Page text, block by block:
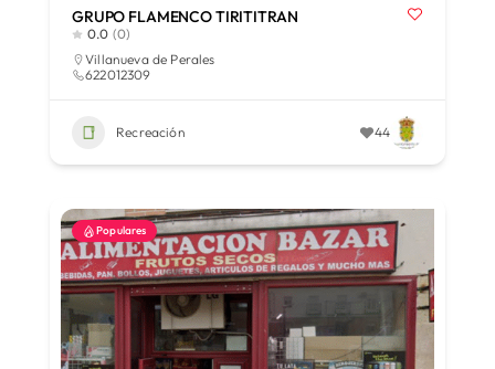
GRUPO FLAMENCO TIRITITRAN
0.0 (0)
Villanueva de Perales
622012309
Recreación 44
Populares